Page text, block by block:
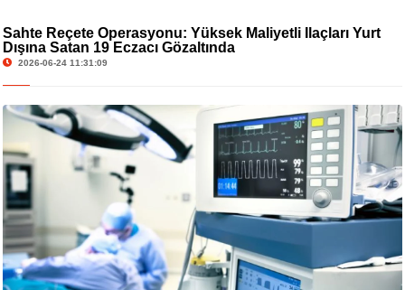
Sahte Reçete Operasyonu: Yüksek Maliyetli İlaçları Yurt
Dışına Satan 19 Eczacı Gözaltında
2026-06-24 11:31:09